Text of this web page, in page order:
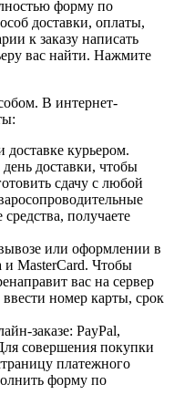
форму по
доставки, оплаты,
к заказу написать
вас найти. Нажмите
В интернет-
курьером.
доставки, чтобы
сдачу с любой
получаете
или оформлении в
и MasterCard. Чтобы
вас на сервер
номер карты, срок
заказе: PayPal,
совершения покупки
платежного
форму по